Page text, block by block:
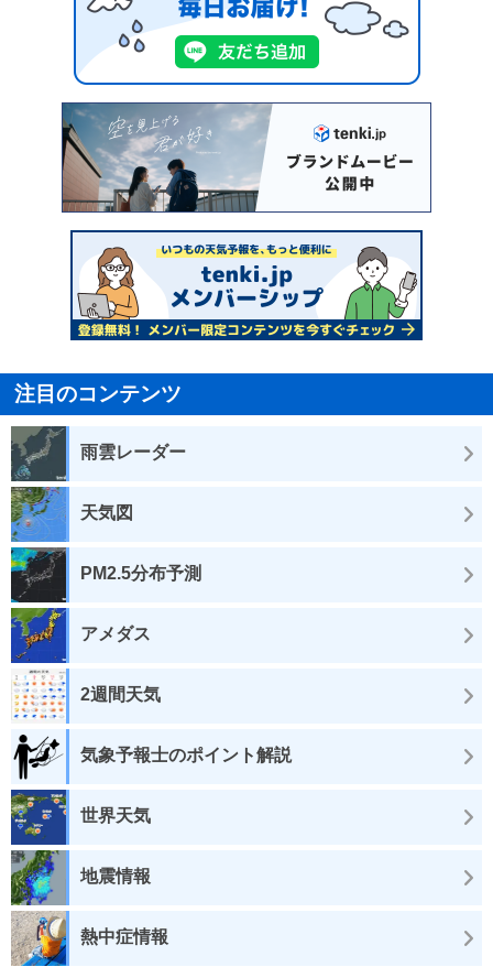
注目のコンテンツ
雨雲レーダー
天気図
PM2.5分布予測
アメダス
2週間天気
気象予報士のポイント解説
世界天気
地震情報
熱中症情報